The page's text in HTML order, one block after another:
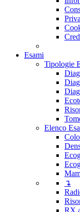
Esami
Tipologie
Elenco
↴
RX